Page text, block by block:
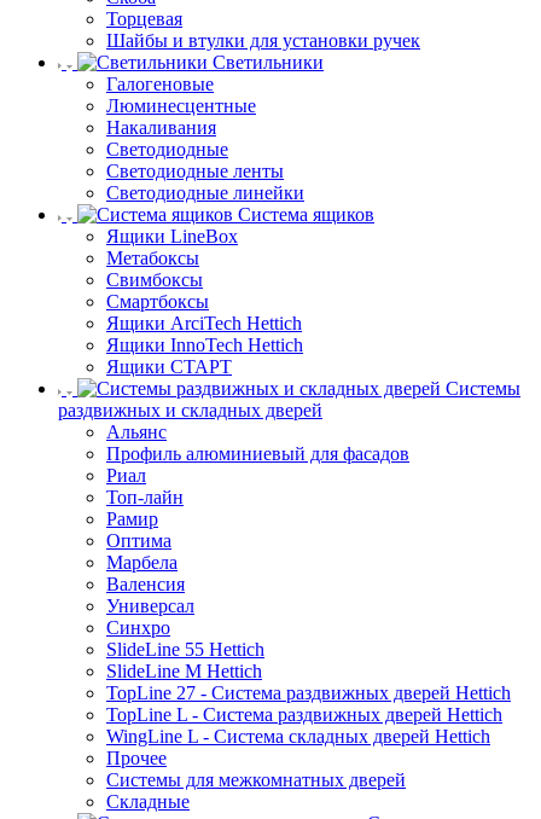
Торцевая
Шайбы и втулки для установки ручек
Светильники
Галогеновые
Люминесцентные
Накаливания
Светодиодные
Светодиодные ленты
Светодиодные линейки
Система ящиков
Ящики LineBox
Метабоксы
Свимбоксы
Смартбоксы
Ящики ArciTech Hettich
Ящики InnoTech Hettich
Ящики СТАРТ
Системы
раздвижных и складных дверей
Альянс
Профиль алюминиевый для фасадов
Риал
Топ-лайн
Рамир
Оптима
Марбела
Валенсия
Универсал
Синхро
SlideLine 55 Hettich
SlideLine M Hettich
TopLine 27 - Система раздвижных дверей Hettich
TopLine L - Система раздвижных дверей Hettich
WingLine L - Система складных дверей Hettich
Прочее
Системы для межкомнатных дверей
Складные